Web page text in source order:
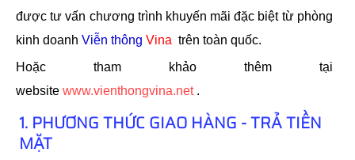
được tư vấn chương trình khuyến mãi đặc biệt từ phòng
kinh doanh Viễn thông Vina trên toàn quốc.
Hoặc tham khảo thêm tại
website www.vienthongvina.net.
1. PHƯƠNG THỨC GIAO HÀNG - TRẢ TIỀN
MẶT